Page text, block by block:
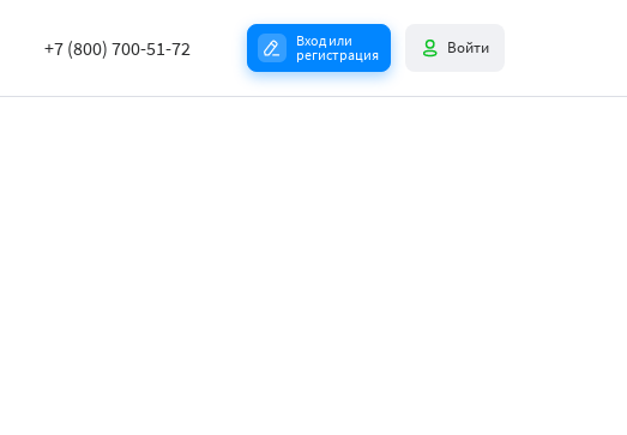
+7 (800) 700-51-72
Вход или
регистрация
Войти